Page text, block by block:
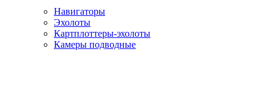
Навигаторы
Эхолоты
Картплоттеры-эхолоты
Камеры подводные